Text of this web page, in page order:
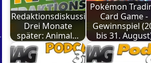
Redaktionsdiskussion:
Drei Monate
später: Animal…
Pokémon
Card Game -
Gewinnspiel
bis 31.